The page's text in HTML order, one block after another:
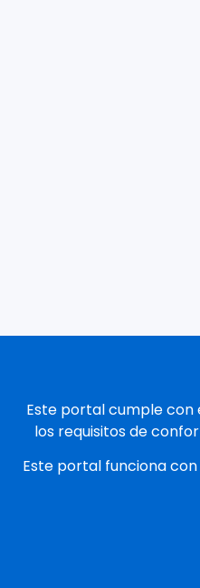
Este portal cumple con
los requisitos de
Este portal funciona